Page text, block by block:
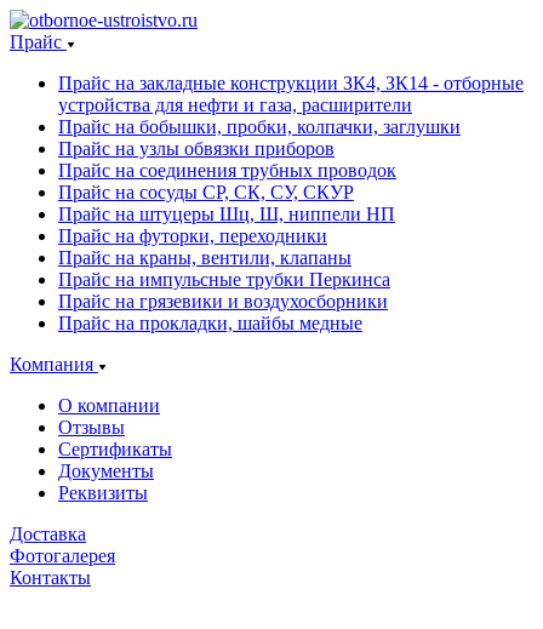
Прайс
Прайс на закладные конструкции ЗК4, ЗК14 - отборные
устройства для нефти и газа, расширители
Прайс на бобышки, пробки, колпачки, заглушки
Прайс на узлы обвязки приборов
Прайс на соединения трубных проводок
Прайс на сосуды СР, СК, СУ, СКУР
Прайс на штуцеры Шц, Ш, ниппели НП
Прайс на футорки, переходники
Прайс на краны, вентили, клапаны
Прайс на импульсные трубки Перкинса
Прайс на грязевики и воздухосборники
Прайс на прокладки, шайбы медные
Компания
О компании
Отзывы
Сертификаты
Документы
Реквизиты
Доставка
Фотогалерея
Контакты